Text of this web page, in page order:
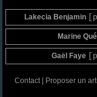
Lakecia Benjamin
Marine
Gaël Faye
Contact| Proposer un